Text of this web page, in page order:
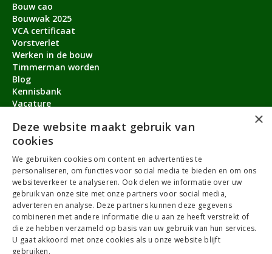
Bouw cao
Bouwvak 2025
VCA certificaat
Vorstverlet
Werken in de bouw
Timmerman worden
Blog
Kennisbank
Vacature
Contact
Over ons
service@timmermanvacature.nl
088-7060802
Facebook
YoutubeLinkedInInstagram
×
Deze website maakt gebruik van
cookies
We gebruiken cookies om content en advertenties te
personaliseren, om functies voor social media te bieden en om ons
websiteverkeer te analyseren. Ook delen we informatie over uw
gebruik van onze site met onze partners voor social media,
adverteren en analyse. Deze partners kunnen deze gegevens
combineren met andere informatie die u aan ze heeft verstrekt of
die ze hebben verzameld op basis van uw gebruik van hun services.
U gaat akkoord met onze cookies als u onze website blijft
gebruiken.